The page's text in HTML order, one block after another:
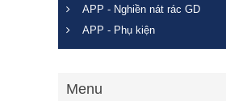
APP - Nghiền nát rác GD
APP - Phụ kiện
Menu